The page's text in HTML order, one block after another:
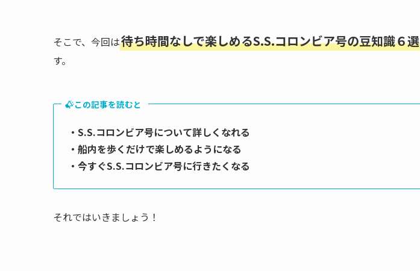
そこで、今回は待ち時間なしで楽しめるS.S.コロンビア号の豆知識６選
す。
この記事を読むと
・S.S.コロンビア号について詳しくなれる
・船内を歩くだけで楽しめるようになる
・今すぐS.S.コロンビア号に行きたくなる
それではいきましょう！